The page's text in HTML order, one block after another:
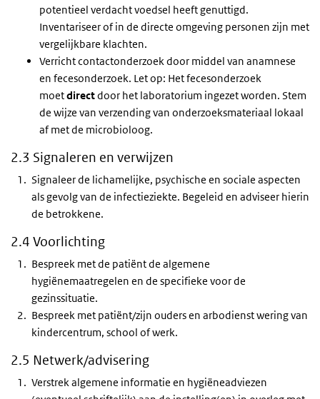
potentieel verdacht voedsel heeft genuttigd.
Inventariseer of in de directe omgeving personen zijn met
vergelijkbare klachten.
Verricht contactonderzoek door middel van anamnese
en fecesonderzoek. Let op: Het fecesonderzoek
moetdirectdoor het laboratorium ingezet worden. Stem
de wijze van verzending van onderzoeksmateriaal lokaal
af met de microbioloog.
2.3 Signaleren en verwijzen
Signaleer de lichamelijke, psychische en sociale aspecten
als gevolg van de infectieziekte. Begeleid en adviseer hierin
de betrokkene.
2.4 Voorlichting
Bespreek met de patiënt de algemene
hygiënemaatregelen en de specifieke voor de
gezinssituatie.
Bespreek met patiënt/zijn ouders en arbodienst wering van
kindercentrum, school of werk.
2.5 Netwerk/advisering
Verstrek algemene informatie en hygiëneadviezen